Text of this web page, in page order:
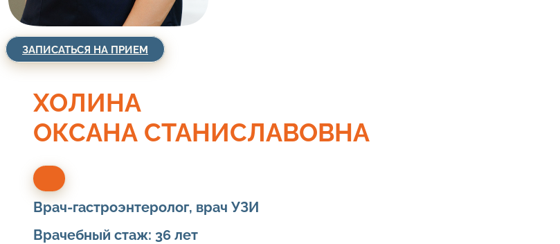
ЗАПИСАТЬСЯ НА ПРИЕМ
ХОЛИНА
ОКСАНА СТАНИСЛАВОВНА
Врач-гастроэнтеролог, врач УЗИ
Врачебный стаж: 36 лет